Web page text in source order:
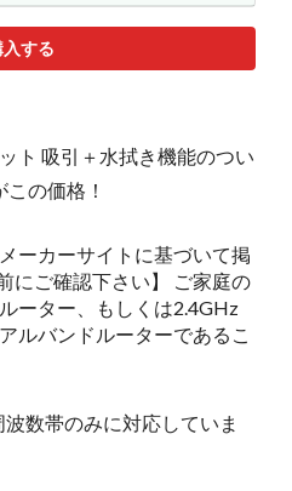
入する
ト 吸引＋水拭き機能のつい
の価格！
ーカーサイトに基づいて掲
にご確認下さい】 ご家庭の
ーター、もしくは2.4GHz
ルバンドルーターであるこ
数帯のみに対応していま